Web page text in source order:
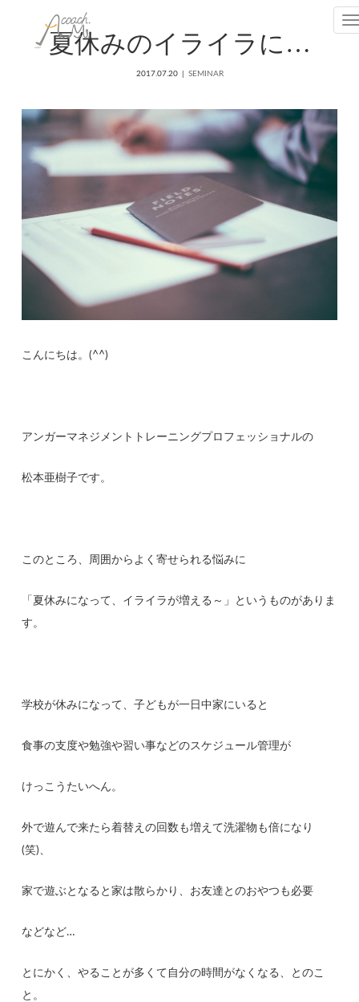
夏休みのイライラに…
2017.07.20 SEMINAR
こんにちは。(^^)
アンガーマネジメントトレーニングプロフェッショナルの
松本亜樹子です。
このところ、周囲からよく寄せられる悩みに
「夏休みになって、イライラが増える～」というものがありま
す。
学校が休みになって、子どもが一日中家にいると
食事の支度や勉強や習い事などのスケジュール管理が
けっこうたいへん。
外で遊んで来たら着替えの回数も増えて洗濯物も倍になり
(笑)、
家で遊ぶとなると家は散らかり、お友達とのおやつも必要
などなど…
とにかく、やることが多くて自分の時間がなくなる、とのこ
と。